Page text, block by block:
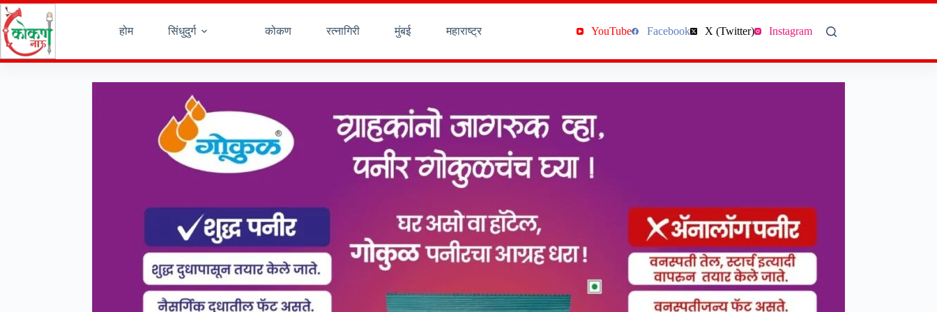
Skip
to
content
होम सिंधुदुर्ग कोकण रत्नागिरी मुंबई महाराष्ट्र YouTube Facebook X (Twitter) Instagram